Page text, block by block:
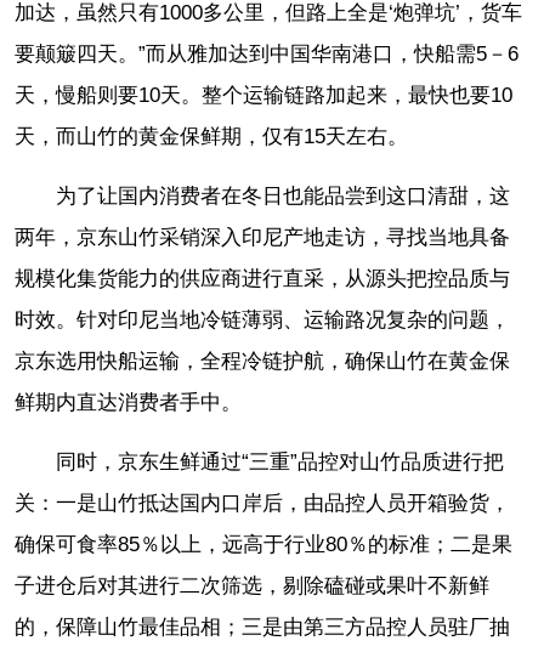
加达，虽然只有1000多公里，但路上全是‘炮弹坑’，货车
要颠簸四天。”而从雅加达到中国华南港口，快船需5－6
天，慢船则要10天。整个运输链路加起来，最快也要10
天，而山竹的黄金保鲜期，仅有15天左右。
为了让国内消费者在冬日也能品尝到这口清甜，这
两年，京东山竹采销深入印尼产地走访，寻找当地具备
规模化集货能力的供应商进行直采，从源头把控品质与
时效。针对印尼当地冷链薄弱、运输路况复杂的问题，
京东选用快船运输，全程冷链护航，确保山竹在黄金保
鲜期内直达消费者手中。
同时，京东生鲜通过“三重”品控对山竹品质进行把
关：一是山竹抵达国内口岸后，由品控人员开箱验货，
确保可食率85％以上，远高于行业80％的标准；二是果
子进仓后对其进行二次筛选，剔除磕碰或果叶不新鲜
的，保障山竹最佳品相；三是由第三方品控人员驻厂抽